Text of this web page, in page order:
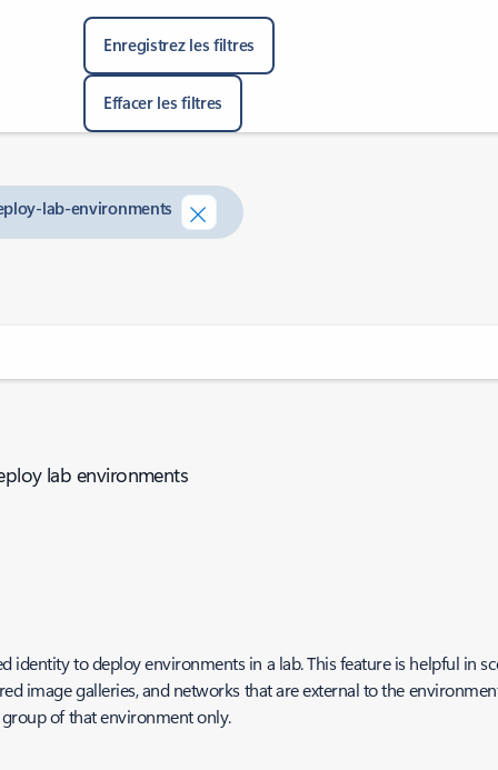
Enregistrez les filtres
Effacer les filtres
lab-environments
lab environments
identity to deploy environments in a lab. This feature is helpful in
image galleries, and networks that are external to the
of that environment only.